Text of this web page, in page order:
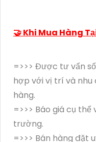
🤝 Khi Mua Hàng
=>>> Được tư vấn
hợp với vị trí và nhu
hàng.
=>>> Báo giá cụ
trường.
=>>> Bán hàng đặt